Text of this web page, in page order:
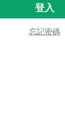
登入
忘記密碼